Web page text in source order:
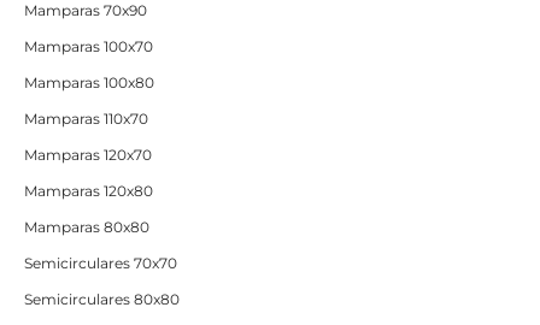
Mamparas 70x90
Mamparas 100x70
Mamparas 100x80
Mamparas 110x70
Mamparas 120x70
Mamparas 120x80
Mamparas 80x80
Semicirculares 70x70
Semicirculares 80x80